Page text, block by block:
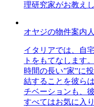
理研究家がお教えし
オヤジの物件案内
イタリアでは、自
トをもてなします
時間の長い”家”に
結することを彼ら
チベーションも、
すべてはお気に入